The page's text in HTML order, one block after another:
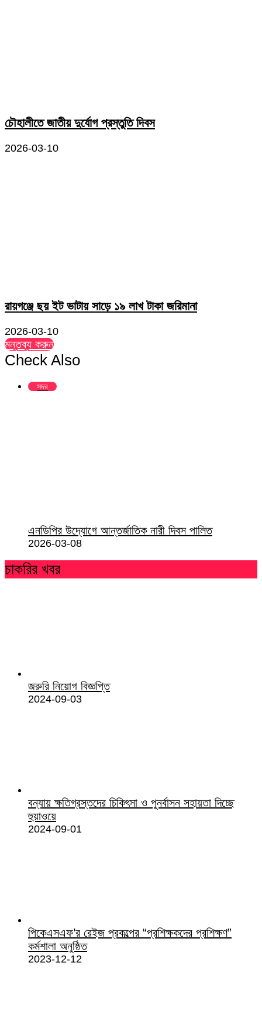
চৌহালীতে জাতীয় দুর্যোগ প্রস্তুতি দিবস
2026-03-10
রায়গঞ্জে ছয় ইট ভাটায় সাড়ে ১৯ লাখ টাকা জরিমানা
2026-03-10
মন্তব্য করুন
Check Also
সদর
এনডিপির উদ্যোগে আন্তর্জাতিক নারী দিবস পালিত
2026-03-08
চাকরির খবর
জরুরি নিয়োগ বিজ্ঞপ্তি
2024-09-03
বন্যায় ক্ষতিগ্রস্তদের চিকিৎসা ও পুনর্বাসন সহায়তা দিচ্ছে
হুয়াওয়ে
2024-09-01
পিকেএসএফ’র রেইজ প্রকল্পের “প্রশিক্ষকদের প্রশিক্ষণ”
কর্মশালা অনুষ্ঠিত
2023-12-12